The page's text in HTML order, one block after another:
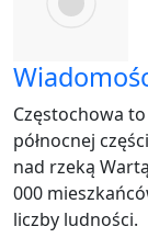
Częstochowa
północnej
nad rzeką
000
liczby ludności.